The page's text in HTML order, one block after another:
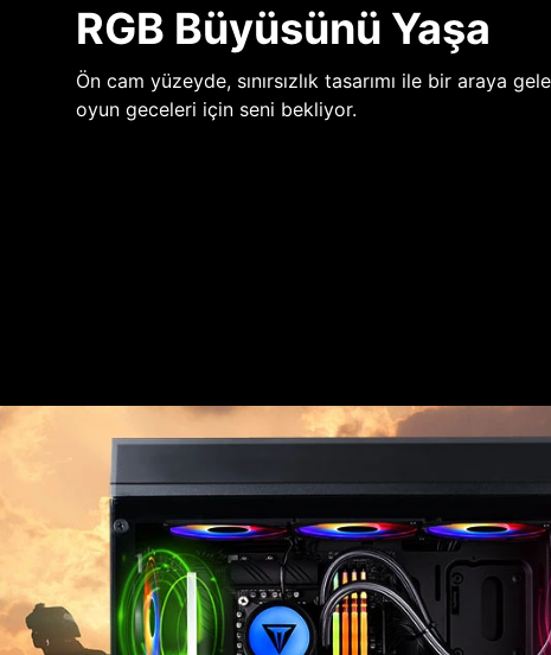
RGB Büyüsünü Yaşa
Ön cam yüzeyde, sınırsızlık tasarımı ile bir araya
oyun geceleri için seni bekliyor.